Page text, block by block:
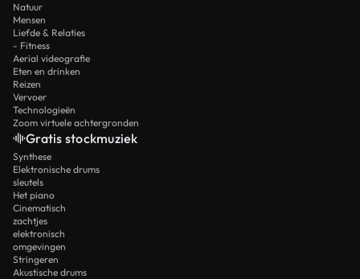
Natuur
Mensen
Liefde & Relaties
- Fitness
Aerial videografie
Eten en drinken
Reizen
Vervoer
Technologieën
Zoom virtuele achtergronden
Gratis stockmuziek
Synthese
Elektronische drums
sleutels
Het piano
Cinematisch
zachtjes
elektronisch
omgevingen
Stringeren
Akustische drums